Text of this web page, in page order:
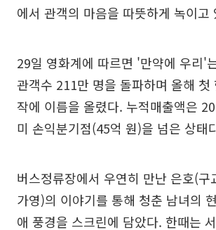
에서 관객의 마음을 따뜻하게 녹이고
29일 영화계에 따르면 '만약에 우리'
관객수 211만 명을 돌파하며 올해 첫
작에 이름을 올렸다. 누적매출액은
미 손익분기점(45억 원)을 넘은 상태
버스정류장에서 우연히 만난 은호(구
가영)의 이야기를 통해 청춘 남녀의
애 풍경을 스크린에 담았다. 한때는